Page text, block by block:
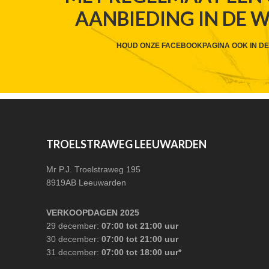
HEADERAANBIEDING IN DE
HOUD ONZE FACEBOOKPAGINA OOK IN
TROELSTRAWEG LEEUWARDEN
Mr P.J. Troelstraweg 195
8919AB Leeuwarden
VERKOOPDAGEN 2025
29 december:07:00 tot 21:00 uur
30 december:07:00 tot 21:00 uur
31 december:07:00 tot 18:00 uur*